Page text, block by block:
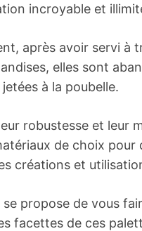
incroyable et
après avoir servi à
elles sont
à la poubelle.
robustesse et leur
de choix pour
créations et
propose de vous
facettes de ces